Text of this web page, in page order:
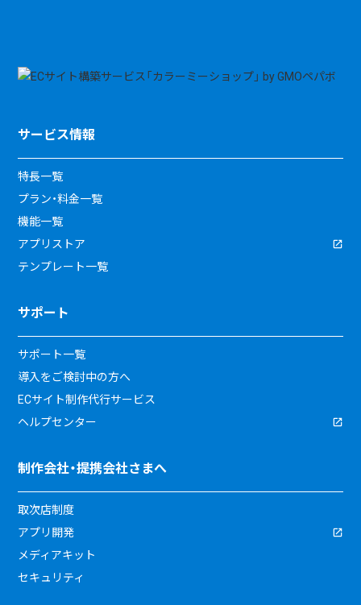
サービス情報
特長一覧
プラン・料金一覧
機能一覧
アプリストア
テンプレート一覧
サポート
サポート一覧
導入をご検討中の方へ
ECサイト制作代行サービス
ヘルプセンター
制作会社・提携会社さまへ
取次店制度
アプリ開発
メディアキット
セキュリティ